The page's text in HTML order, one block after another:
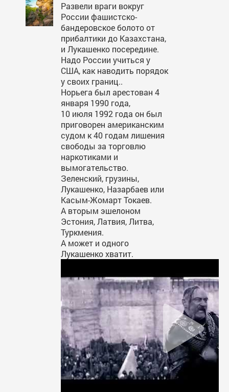
Развели враги вокруг
России фашистско-
бандеровское болото от
прибалтики до Казахстана,
и Лукашенко посередине.
Надо России учиться у
США, как наводить порядок
у своих границ..
Норьега был арестован 4
января 1990 года,
10 июля 1992 года он был
приговорен американским
судом к 40 годам лишения
свободы за торговлю
наркотиками и
вымогательство.
Зеленский, грузины,
Лукашенко, Назарбаев или
Касым-Жомарт Токаев.
А вторым эшелоном
Эстония, Латвия, Литва,
Туркмения.
А может и одного
Лукашенко хватит.